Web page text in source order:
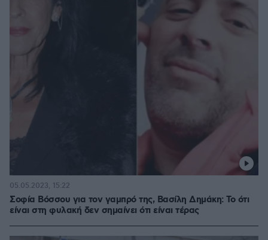
Σοφία Βόσσου για τον γαμπρό της, Βασίλη Δημάκη: Το ότι
είναι στη φυλακή δεν σημαίνει ότι είναι τέρας
05.05.2023, 15:22